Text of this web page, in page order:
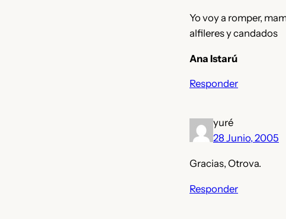
Yo voy a romper,
alfileres y candados
Ana Istarú
Responder
yuré
28 Junio, 2005
Gracias, Otrova.
Responder